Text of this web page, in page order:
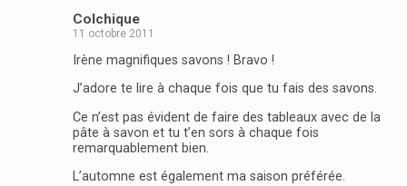
Colchique
11 octobre 2011
Irène magnifiques savons ! Bravo !
J’adore te lire à chaque fois que tu fais des savons.
Ce n’est pas évident de faire des tableaux avec de la
pâte à savon et tu t’en sors à chaque fois
remarquablement bien.
L’automne est également ma saison préférée.